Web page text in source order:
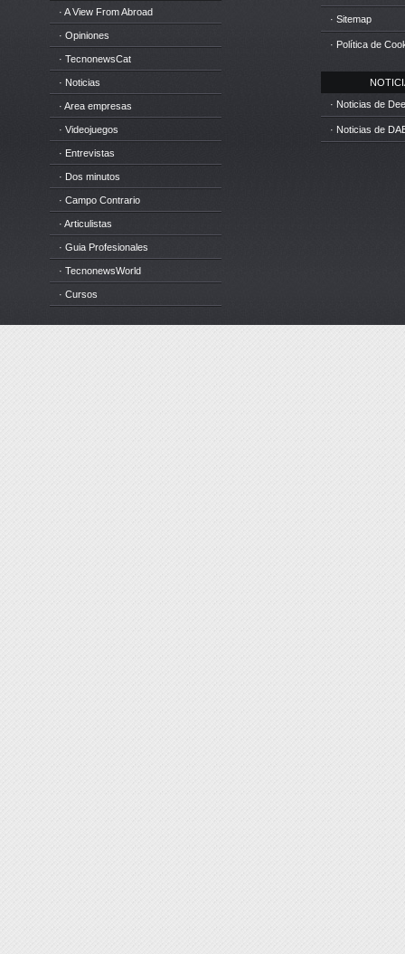
· A View From Abroad
· Opiniones
· TecnonewsCat
· Noticias
· Area empresas
· Videojuegos
· Entrevistas
· Dos minutos
· Campo Contrario
· Articulistas
· Guia Profesionales
· TecnonewsWorld
· Cursos
· Sitemap
· Política de
· Noticias de
· Noticias de